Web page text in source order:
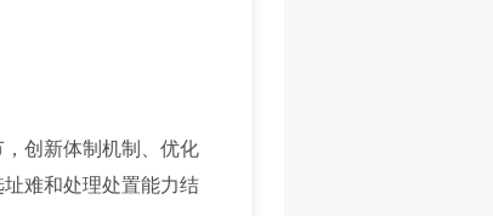
创新体制机制、优化
难和处理处置能力结